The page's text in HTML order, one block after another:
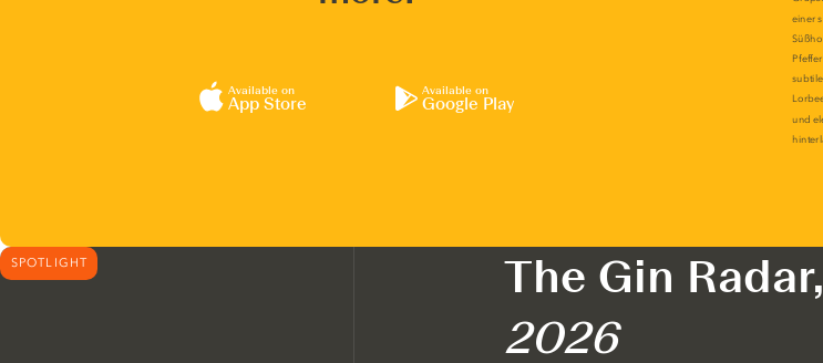
Available on
App Store
Available on
Google Play
SPOTLIGHT The Gin Radar,
2026